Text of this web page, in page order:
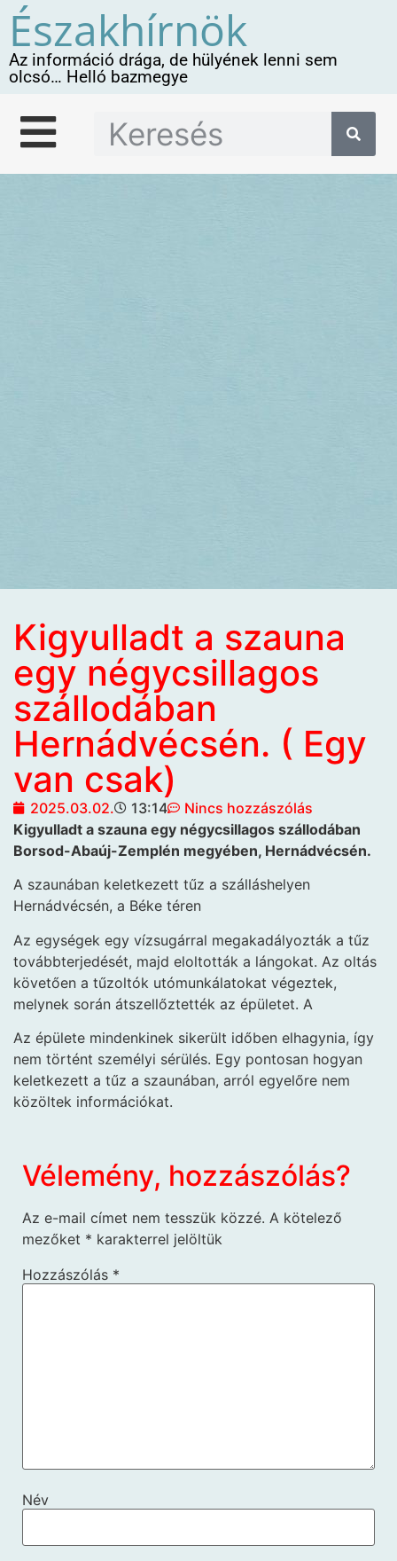
Északhírnök
Az információ drága, de hülyének lenni sem
olcsó… Helló bazmegye
Kigyulladt a szauna
egy négycsillagos
szállodában
Hernádvécsén. ( Egy
van csak)
2025.03.02. 13:14
Nincs hozzászólás
Kigyulladt a szauna egy négycsillagos szállodában
Borsod-Abaúj-Zemplén megyében, Hernádvécsén.
A szaunában keletkezett tűz a szálláshelyen
Hernádvécsén, a Béke téren
Az egységek egy vízsugárral megakadályozták a tűz
továbbterjedését, majd eloltották a lángokat. Az oltás
követően a tűzoltók utómunkálatokat végeztek,
melynek során átszellőztették az épületet. A
Az épülete mindenkinek sikerült időben elhagynia, így
nem történt személyi sérülés. Egy pontosan hogyan
keletkezett a tűz a szaunában, arról egyelőre nem
közöltek információkat.
Vélemény, hozzászólás?
Az e-mail címet nem tesszük közzé. A kötelező
mezőket * karakterrel jelöltük
Hozzászólás *
Név